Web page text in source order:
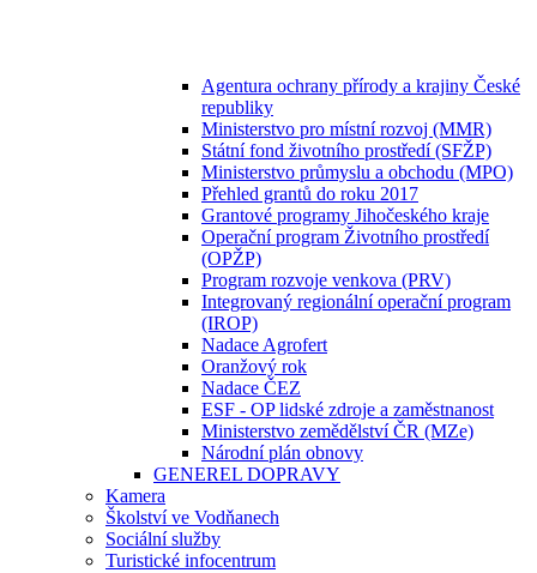
Agentura ochrany přírody a krajiny České
republiky
Ministerstvo pro místní rozvoj (MMR)
Státní fond životního prostředí (SFŽP)
Ministerstvo průmyslu a obchodu (MPO)
Přehled grantů do roku 2017
Grantové programy Jihočeského kraje
Operační program Životního prostředí
(OPŽP)
Program rozvoje venkova (PRV)
Integrovaný regionální operační program
(IROP)
Nadace Agrofert
Oranžový rok
Nadace ČEZ
ESF - OP lidské zdroje a zaměstnanost
Ministerstvo zemědělství ČR (MZe)
Národní plán obnovy
GENEREL DOPRAVY
Kamera
Školství ve Vodňanech
Sociální služby
Turistické infocentrum